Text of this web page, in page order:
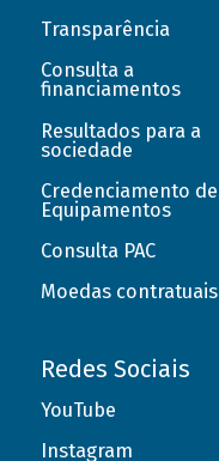
Transparência
Consulta a
financiamentos
Resultados para a
sociedade
Credenciamento de
Equipamentos
Consulta PAC
Moedas contratuais
Redes Sociais
YouTube
Instagram